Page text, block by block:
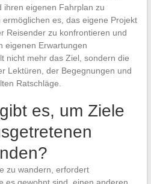
ihren eigenen Fahrplan zu
es, das eigene Projekt
Reisender zu konfrontieren und
eigenen Erwartungen
nicht mehr das Ziel, sondern die
Lektüren, der Begegnungen und
Ratschläge.
es, um Ziele
zu wandern, erfordert